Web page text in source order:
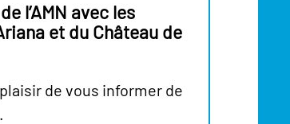
l’AMN avec les
et du Château de
de vous informer de